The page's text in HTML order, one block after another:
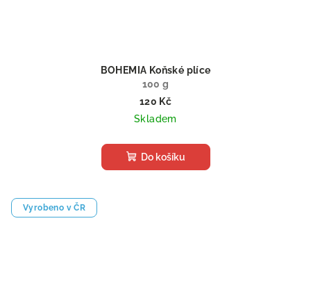
BOHEMIA Koňské plíce
100 g
120 Kč
Skladem
Do košíku
Vyrobeno v ČR